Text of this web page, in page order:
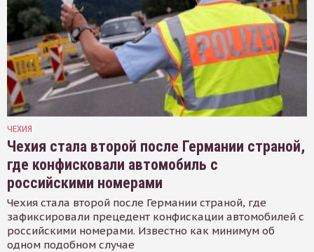
ЧЕХИЯ
Чехия стала второй после Германии страной,
где конфисковали автомобиль с
российскими номерами
Чехия стала второй после Германии страной, где
зафиксировали прецедент конфискации автомобилей с
российскими номерами. Известно как минимум об
одном подобном случае